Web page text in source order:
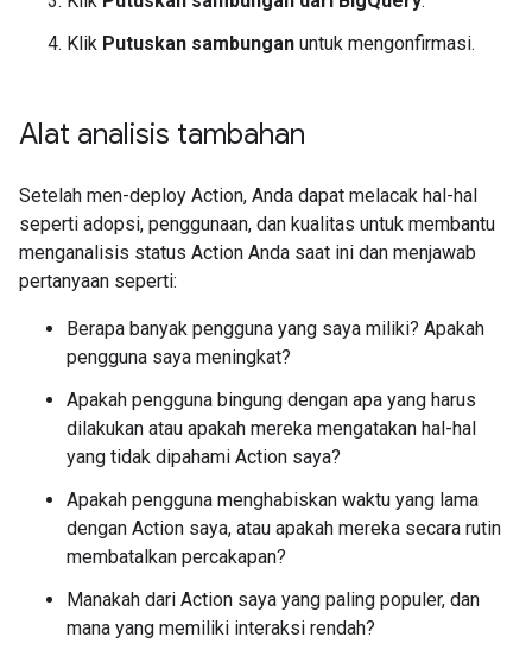
Klik Putuskan sambungan untuk mengonfirmasi.
Alat analisis tambahan
Setelah men-deploy Action, Anda dapat melacak hal-hal
seperti adopsi, penggunaan, dan kualitas untuk membantu
menganalisis status Action Anda saat ini dan menjawab
pertanyaan seperti:
Berapa banyak pengguna yang saya miliki? Apakah
pengguna saya meningkat?
Apakah pengguna bingung dengan apa yang harus
dilakukan atau apakah mereka mengatakan hal-hal
yang tidak dipahami Action saya?
Apakah pengguna menghabiskan waktu yang lama
dengan Action saya, atau apakah mereka secara rutin
membatalkan percakapan?
Manakah dari Action saya yang paling populer, dan
mana yang memiliki interaksi rendah?